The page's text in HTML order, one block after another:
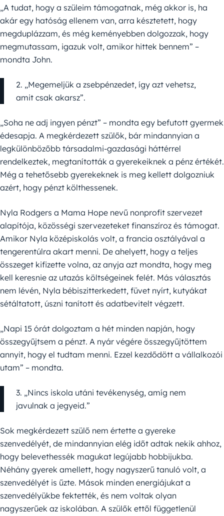
„A tudat, hogy a szüleim támogatnak, még akkor is, ha
akár egy hatóság ellenem van, arra késztetett, hogy
megduplázzam, és még keményebben dolgozzak, hogy
megmutassam, igazuk volt, amikor hittek bennem” –
mondta John.
2. „Megemeljük a zsebpénzedet, így azt vehetsz,
amit csak akarsz”.
„Soha ne adj ingyen pénzt” – mondta egy befutott gyermek
édesapja. A megkérdezett szülők, bár mindannyian a
legkülönbözőbb társadalmi-gazdasági háttérrel
rendelkeztek, megtanították a gyerekeiknek a pénz értékét.
Még a tehetősebb gyerekeknek is meg kellett dolgozniuk
azért, hogy pénzt költhessenek.
Nyla Rodgers a Mama Hope nevű nonprofit szervezet
alapítója, közösségi szervezeteket finanszíroz és támogat.
Amikor Nyla középiskolás volt, a francia osztályával a
tengerentúlra akart menni. De ahelyett, hogy a teljes
összeget kifizette volna, az anyja azt mondta, hogy meg
kell keresnie az utazás költségeinek felét. Más választás
nem lévén, Nyla bébiszitterkedett, füvet nyírt, kutyákat
sétáltatott, úszni tanított és adatbevitelt végzett.
„Napi 15 órát dolgoztam a hét minden napján, hogy
összegyűjtsem a pénzt. A nyár végére összegyűjtöttem
annyit, hogy el tudtam menni. Ezzel kezdődött a vállalkozói
utam” – mondta.
3. „Nincs iskola utáni tevékenység, amíg nem
javulnak a jegyeid.”
Sok megkérdezett szülő nem értette a gyereke
szenvedélyét, de mindannyian elég időt adtak nekik ahhoz,
hogy belevethessék magukat legújabb hobbijukba.
Néhány gyerek amellett, hogy nagyszerű tanuló volt, a
szenvedélyét is űzte. Mások minden energiájukat a
szenvedélyükbe fektették, és nem voltak olyan
nagyszerűek az iskolában. A szülők ettől függetlenül